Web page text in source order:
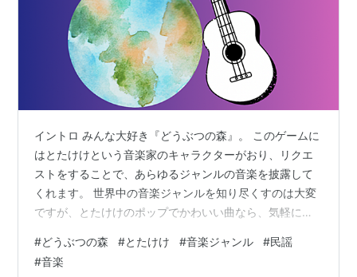
イントロ みんな大好き『どうぶつの森』。 このゲームに
はとたけけという音楽家のキャラクターがおり、リクエ
ストをすることで、あらゆるジャンルの音楽を披露して
くれます。 世界中の音楽ジャンルを知り尽くすのは大変
ですが、とたけけのポップでかわいい曲なら、気軽にそ
けけの名曲を聞きながら、世界の音楽にふれていきたい
と思います！ 今回はヨーロッパ編です。（ちなみにクラ
#どうぶつの森 #とたけけ #音楽ジャンル #民謡
#音楽